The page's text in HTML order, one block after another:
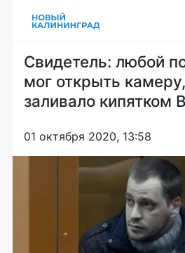
Свидетель: любой
мог открыть
заливало кипятком
01 октября 2020, 13:58